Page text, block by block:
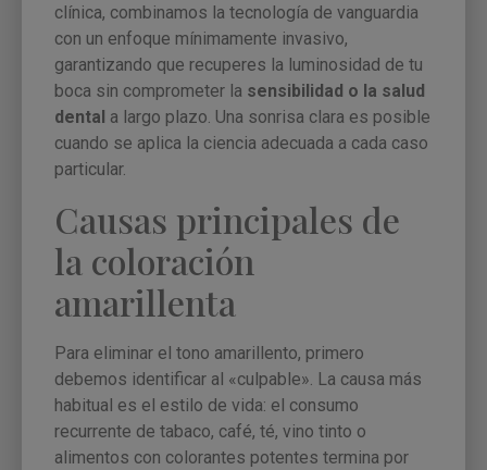
clínica, combinamos la tecnología de vanguardia
con un enfoque mínimamente invasivo,
garantizando que recuperes la luminosidad de tu
boca sin comprometer la sensibilidad o la salud
dental a largo plazo. Una sonrisa clara es posible
cuando se aplica la ciencia adecuada a cada caso
particular.
Causas principales de
la coloración
amarillenta
Para eliminar el tono amarillento, primero
debemos identificar al «culpable». La causa más
habitual es el estilo de vida: el consumo
recurrente de tabaco, café, té, vino tinto o
alimentos con colorantes potentes termina por